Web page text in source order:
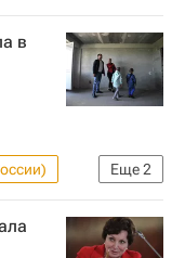
в
Еще2